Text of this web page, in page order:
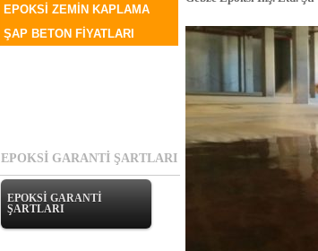
EPOKSİ ZEMİN KAPLAMA
ŞAP BETON FİYATLARI
EPOKSİ GARANTİ ŞARTLARI
EPOKSİ GARANTİ
ŞARTLARI